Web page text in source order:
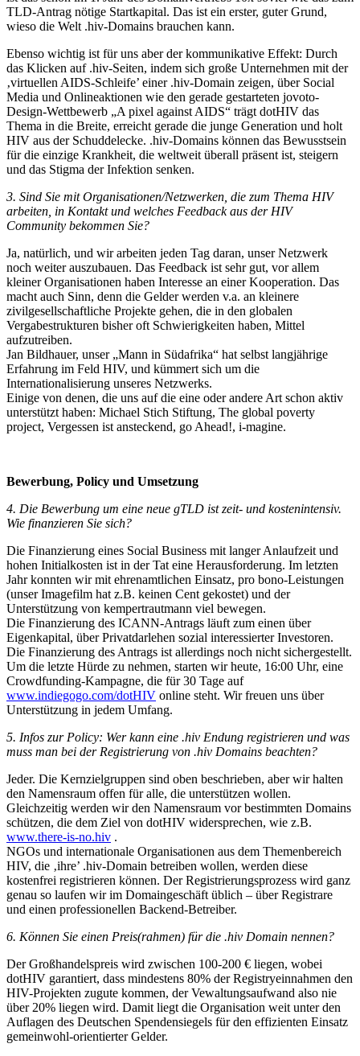
TLD-Antrag nötige Startkapital. Das ist ein erster, guter Grund,
wieso die Welt .hiv-Domains brauchen kann.
Ebenso wichtig ist für uns aber der kommunikative Effekt: Durch
das Klicken auf .hiv-Seiten, indem sich große Unternehmen mit der
‚virtuellen AIDS-Schleife’ einer .hiv-Domain zeigen, über Social
Media und Onlineaktionen wie den gerade gestarteten jovoto-
Design-Wettbewerb „A pixel against AIDS“ trägt dotHIV das
Thema in die Breite, erreicht gerade die junge Generation und holt
HIV aus der Schuddelecke. .hiv-Domains können das Bewusstsein
für die einzige Krankheit, die weltweit überall präsent ist, steigern
und das Stigma der Infektion senken.
3. Sind Sie mit Organisationen/Netzwerken, die zum Thema HIV
arbeiten, in Kontakt und welches Feedback aus der HIV
Community bekommen Sie?
Ja, natürlich, und wir arbeiten jeden Tag daran, unser Netzwerk
noch weiter auszubauen. Das Feedback ist sehr gut, vor allem
kleiner Organisationen haben Interesse an einer Kooperation. Das
macht auch Sinn, denn die Gelder werden v.a. an kleinere
zivilgesellschaftliche Projekte gehen, die in den globalen
Vergabestrukturen bisher oft Schwierigkeiten haben, Mittel
aufzutreiben.
Jan Bildhauer, unser „Mann in Südafrika“ hat selbst langjährige
Erfahrung im Feld HIV, und kümmert sich um die
Internationalisierung unseres Netzwerks.
Einige von denen, die uns auf die eine oder andere Art schon aktiv
unterstützt haben: Michael Stich Stiftung, The global poverty
project, Vergessen ist ansteckend, go Ahead!, i-magine.
Bewerbung, Policy und Umsetzung
4. Die Bewerbung um eine neue gTLD ist zeit- und kostenintensiv.
Wie finanzieren Sie sich?
Die Finanzierung eines Social Business mit langer Anlaufzeit und
hohen Initialkosten ist in der Tat eine Herausforderung. Im letzten
Jahr konnten wir mit ehrenamtlichen Einsatz, pro bono-Leistungen
(unser Imagefilm hat z.B. keinen Cent gekostet) und der
Unterstützung von kempertrautmann viel bewegen.
Die Finanzierung des ICANN-Antrags läuft zum einen über
Eigenkapital, über Privatdarlehen sozial interessierter Investoren.
Die Finanzierung des Antrags ist allerdings noch nicht sichergestellt.
Um die letzte Hürde zu nehmen, starten wir heute, 16:00 Uhr, eine
Crowdfunding-Kampagne, die für 30 Tage auf
www.indiegogo.com/dotHIV online steht. Wir freuen uns über
Unterstützung in jedem Umfang.
5. Infos zur Policy: Wer kann eine .hiv Endung registrieren und was
muss man bei der Registrierung von .hiv Domains beachten?
Jeder. Die Kernzielgruppen sind oben beschrieben, aber wir halten
den Namensraum offen für alle, die unterstützen wollen.
Gleichzeitig werden wir den Namensraum vor bestimmten Domains
schützen, die dem Ziel von dotHIV widersprechen, wie z.B.
www.there-is-no.hiv .
NGOs und internationale Organisationen aus dem Themenbereich
HIV, die ‚ihre’ .hiv-Domain betreiben wollen, werden diese
kostenfrei registrieren können. Der Registrierungsprozess wird ganz
genau so laufen wir im Domaingeschäft üblich – über Registrare
und einen professionellen Backend-Betreiber.
6. Können Sie einen Preis(rahmen) für die .hiv Domain nennen?
Der Großhandelspreis wird zwischen 100-200 € liegen, wobei
dotHIV garantiert, dass mindestens 80% der Registryeinnahmen den
HIV-Projekten zugute kommen, der Vewaltungsaufwand also nie
über 20% liegen wird. Damit liegt die Organisation weit unter den
Auflagen des Deutschen Spendensiegels für den effizienten Einsatz
gemeinwohl-orientierter Gelder.